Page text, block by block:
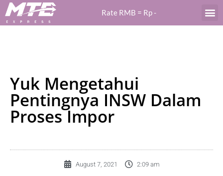
Rate RMB = Rp-
Yuk Mengetahui
Pentingnya INSW Dalam
Proses Impor
August 7, 2021 2:09 am